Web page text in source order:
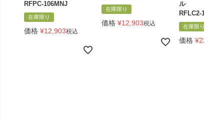
RFPC-106MNJ
在庫限り
価格 ¥12,903税込
在庫限り
価格 ¥12,903税込
ル
RFLC2-1460NJ
在庫限り
価格 ¥23,661